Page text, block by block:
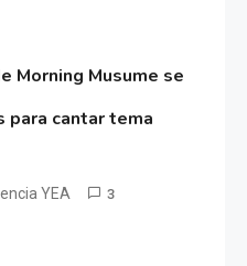
Morning Musume se
para cantar tema
YEA 3